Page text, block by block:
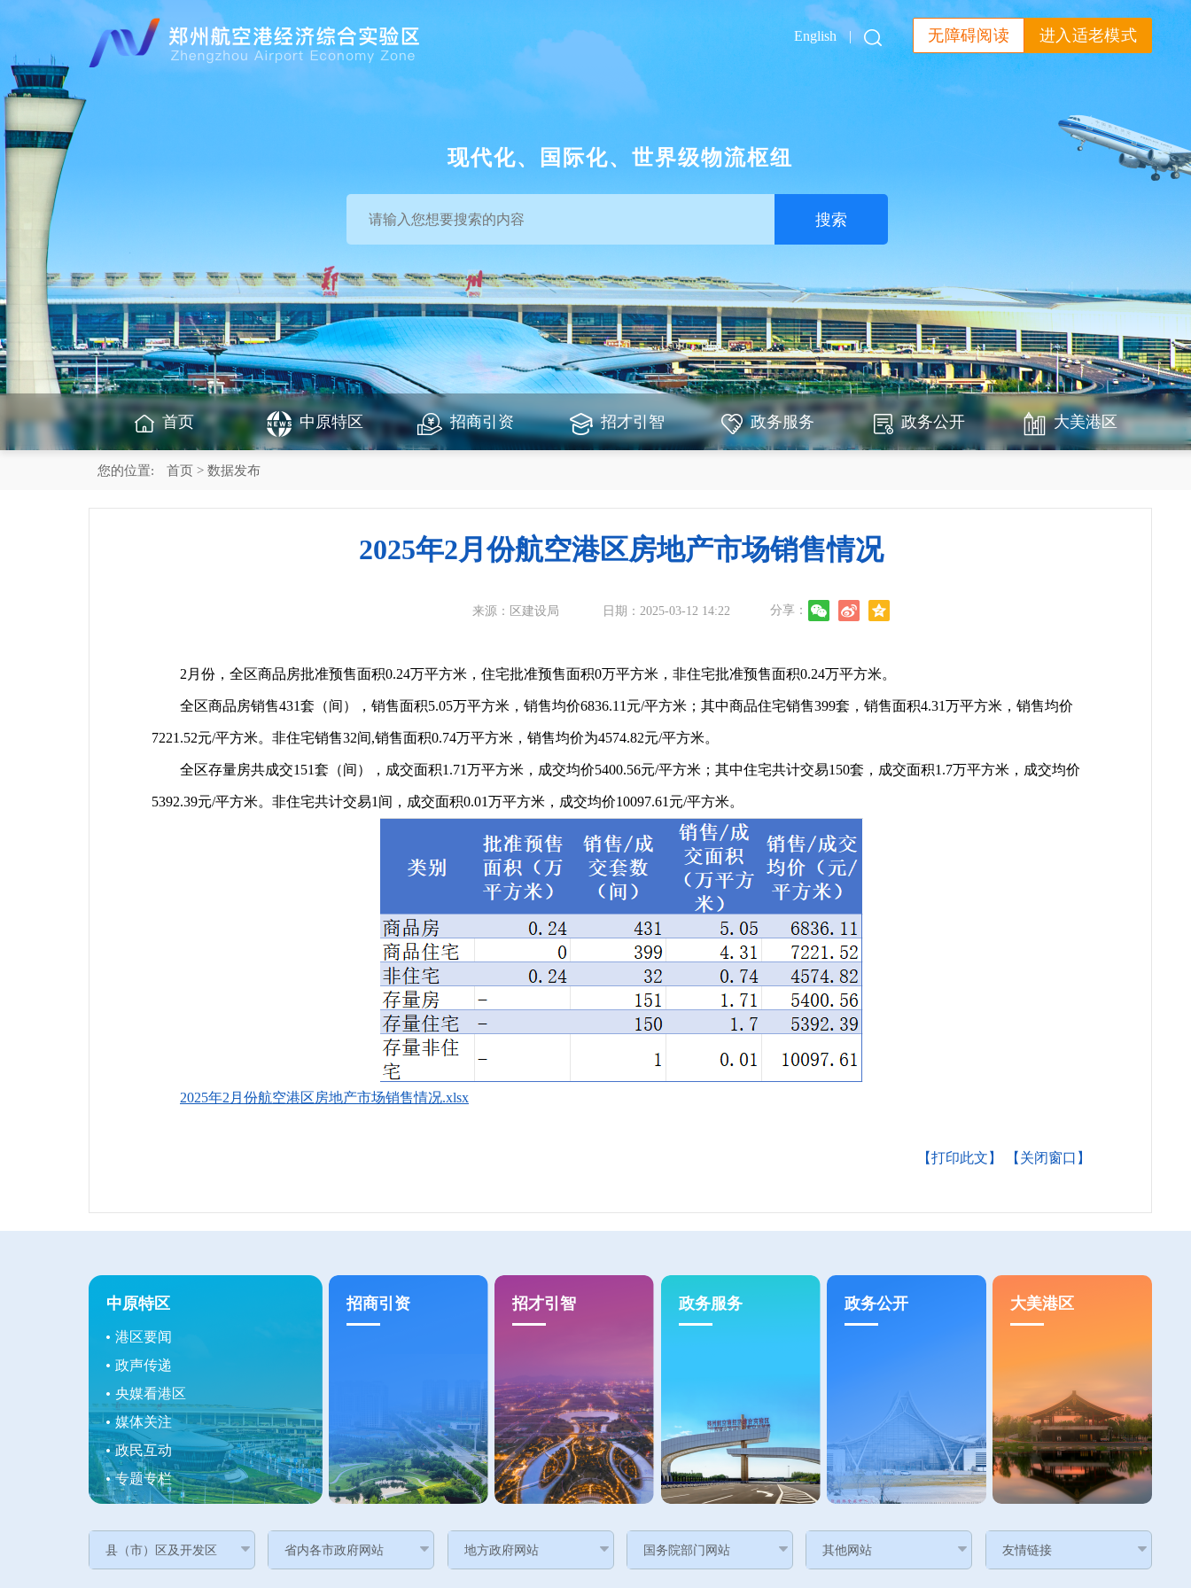
进入适老模式
无障碍阅读
English |
现代化、国际化、世界级物流枢纽
搜索
首页 中原特区 招商引资 招才引智 政务服务 政务公开 大美港区
您的位置: 首页 > 数据发布
2025年2月份航空港区房地产市场销售情况
来源：区建设局 日期：2025-03-12 14:22 分享：
2月份，全区商品房批准预售面积0.24万平方米，住宅批准预售面积0万平方米，非住宅批准预售面积0.24万平方米。
全区商品房销售431套（间），销售面积5.05万平方米，销售均价6836.11元/平方米；其中商品住宅销售399套，销售面积4.31万平方米，销售均价
7221.52元/平方米。非住宅销售32间,销售面积0.74万平方米，销售均价为4574.82元/平方米。
全区存量房共成交151套（间），成交面积1.71万平方米，成交均价5400.56元/平方米；其中住宅共计交易150套，成交面积1.7万平方米，成交均价
5392.39元/平方米。非住宅共计交易1间，成交面积0.01万平方米，成交均价10097.61元/平方米。
2025年2月份航空港区房地产市场销售情况.xlsx
【打印此文】 【关闭窗口】
中原特区
港区要闻
政声传递
央媒看港区
媒体关注
政民互动
专题专栏
招商引资 招才引智 政务服务 政务公开 大美港区